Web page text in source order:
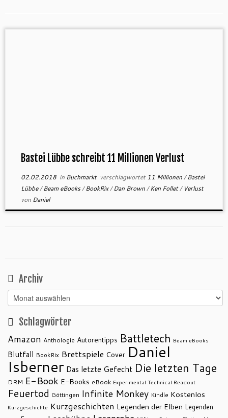
Bastei Lübbe schreibt 11 Millionen Verlust
02.02.2018in Buchmarkt verschlagwortet11 Millionen/Bastei
Lübbe/Beam eBooks/BookRix/Dan Brown/Ken Follet/ Verlust
von Daniel
Archiv
Archiv
Schlagwörter
Amazon Anthologie Autorentipps Battletech Beam eBooks
Blutfall BookRix Brettspiele Cover Daniel
Isberner Das letzte Gefecht Die letzten Tage
DRM E-Book E-Books eBook Experimental Technical Readout
Feuertod Göttingen Infinite Monkey Kindle Kostenlos
Kurzgeschichte Kurzgeschichten Legenden der Elben Legenden